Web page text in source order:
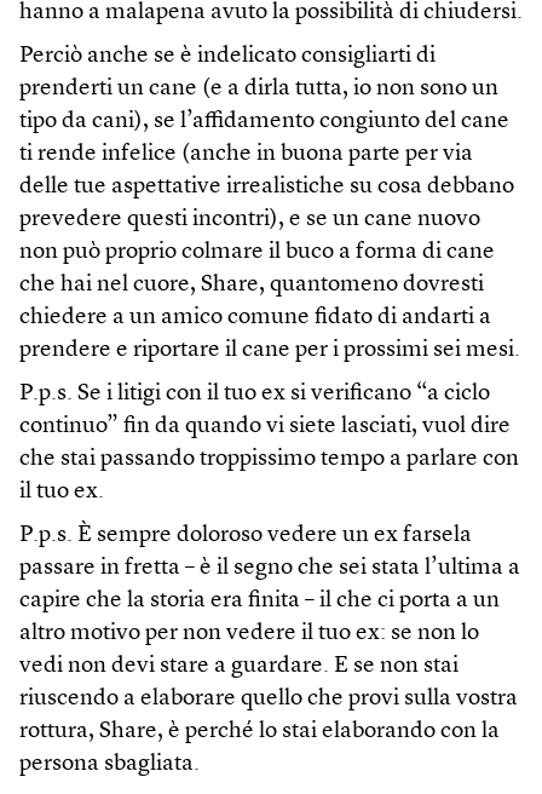
hanno a malapena avuto la possibilità di chiudersi.
Perciò anche se è indelicato consigliarti di
prenderti un cane (e a dirla tutta, io non sono un
tipo da cani), se l’affidamento congiunto del cane
ti rende infelice (anche in buona parte per via
delle tue aspettative irrealistiche su cosa debbano
prevedere questi incontri), e se un cane nuovo
non può proprio colmare il buco a forma di cane
che hai nel cuore, Share, quantomeno dovresti
chiedere a un amico comune fidato di andarti a
prendere e riportare il cane per i prossimi sei mesi.
P.p.s. Se i litigi con il tuo ex si verificano “a ciclo
continuo” fin da quando vi siete lasciati, vuol dire
che stai passando troppissimo tempo a parlare con
il tuo ex.
P.p.s. È sempre doloroso vedere un ex farsela
passare in fretta – è il segno che sei stata l’ultima a
capire che la storia era finita – il che ci porta a un
altro motivo per non vedere il tuo ex: se non lo
vedi non devi stare a guardare. E se non stai
riuscendo a elaborare quello che provi sulla vostra
rottura, Share, è perché lo stai elaborando con la
persona sbagliata.